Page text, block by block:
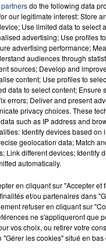
À LENS :
LA VIE ET LA...
immolé par le feu
et leur bébé
do the following data
our legitimate interest: Store
Use limited data to select
advertising; Use profiles
advertising performance;
audiences through
sources; Develop and
content; Use profiles to
data to select content; Ensure
errors; Deliver and present
privacy choices. These
such as IP address and
Identify devices based on
geolocation data; Match
Link different devices; Identify
automatically.
en cliquant sur "Accepter et
et/ou partenaires dans
refuser en cliquant sur
ne s'appliqueront que
vos choix, ou retirer votre
"Gérer les cookies" situé en